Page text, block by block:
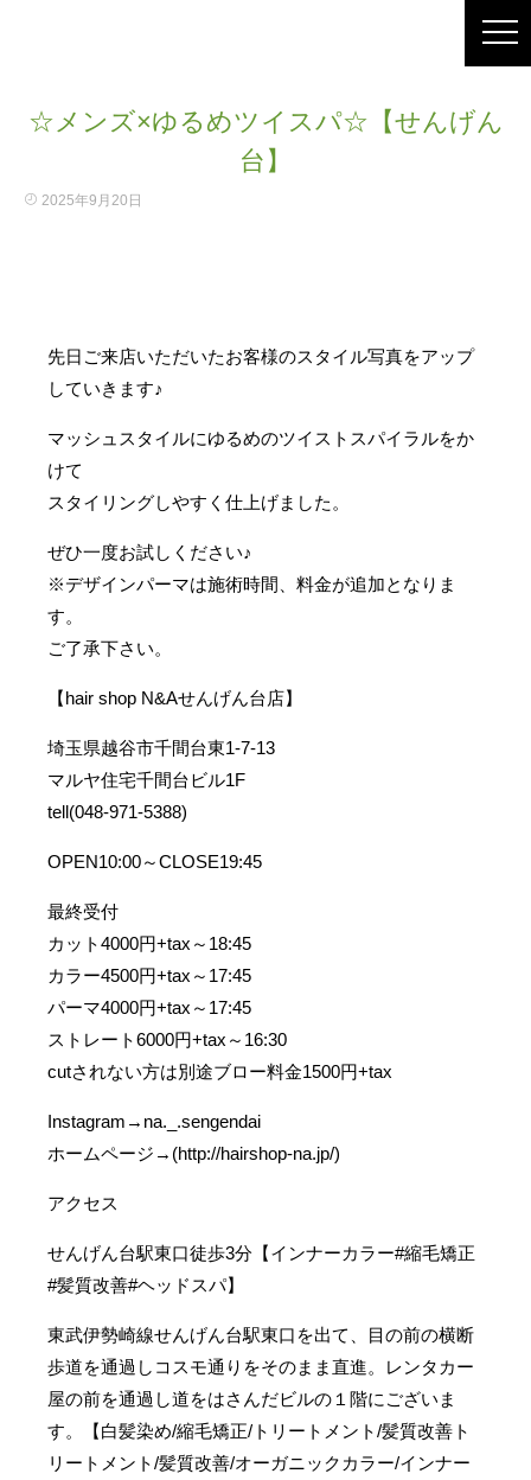
☆メンズ×ゆるめツイスパ☆【せんげん
台】
2025年9月20日
先日ご来店いただいたお客様のスタイル写真をアップ
していきます♪
マッシュスタイルにゆるめのツイストスパイラルをか
けて
スタイリングしやすく仕上げました。
ぜひ一度お試しください♪
※デザインパーマは施術時間、料金が追加となりま
す。
ご了承下さい。
【hair shop N&Aせんげん台店】
埼玉県越谷市千間台東1-7-13
マルヤ住宅千間台ビル1F
tell(048-971-5388)
OPEN10:00～CLOSE19:45
最終受付
カット4000円+tax～18:45
カラー4500円+tax～17:45
パーマ4000円+tax～17:45
ストレート6000円+tax～16:30
cutされない方は別途ブロー料金1500円+tax
Instagram→na._.sengendai
ホームページ→(http://hairshop-na.jp/)
アクセス
せんげん台駅東口徒歩3分【インナーカラー#縮毛矯正
#髪質改善#ヘッドスパ】
東武伊勢崎線せんげん台駅東口を出て、目の前の横断
歩道を通過しコスモ通りをそのまま直進。レンタカー
屋の前を通過し道をはさんだビルの１階にございま
す。【白髪染め/縮毛矯正/トリートメント/髪質改善ト
リートメント/髪質改善/オーガニックカラー/インナー